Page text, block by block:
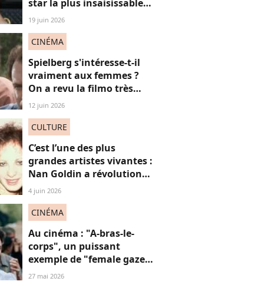
star la plus insaisissable
de la pop, et voici
19 juin 2026
CINÉMA
Spielberg s'intéresse-t-il
vraiment aux femmes ?
On a revu la filmo très
masculine du maestro
12 juin 2026
CULTURE
C’est l’une des plus
grandes artistes vivantes :
Nan Goldin a révolutionné
mon regard, voici
4 juin 2026
CINÉMA
Au cinéma : "A-bras-le-
corps", un puissant
exemple de "female gaze"
à voir à tout prix
27 mai 2026